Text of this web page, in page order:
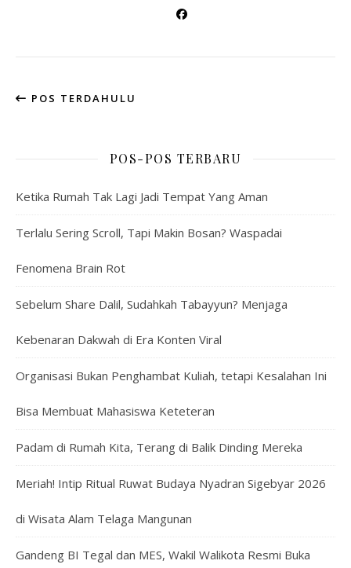
POS TERDAHULU
POS-POS TERBARU
Ketika Rumah Tak Lagi Jadi Tempat Yang Aman
Terlalu Sering Scroll, Tapi Makin Bosan? Waspadai
Fenomena Brain Rot
Sebelum Share Dalil, Sudahkah Tabayyun? Menjaga
Kebenaran Dakwah di Era Konten Viral
Organisasi Bukan Penghambat Kuliah, tetapi Kesalahan Ini
Bisa Membuat Mahasiswa Keteteran
Padam di Rumah Kita, Terang di Balik Dinding Mereka
Meriah! Intip Ritual Ruwat Budaya Nyadran Sigebyar 2026
di Wisata Alam Telaga Mangunan
Gandeng BI Tegal dan MES, Wakil Walikota Resmi Buka